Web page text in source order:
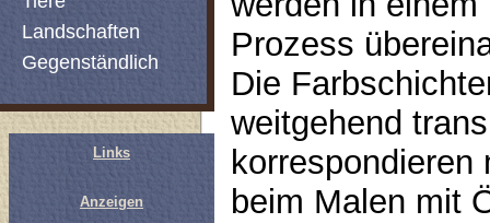
Landschaften
Gegenständlich
Links
Anzeigen
Prozess
Die
weitgehend
beim Malen mit